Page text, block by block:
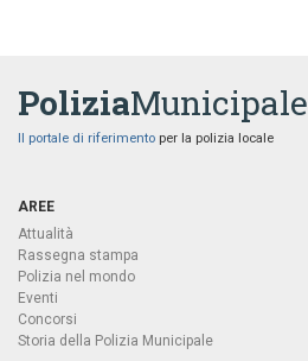
PoliziaMunicipale
Il portale di riferimento per la polizia locale
AREE
Attualità
Rassegna stampa
Polizia nel mondo
Eventi
Concorsi
Storia della Polizia Municipale